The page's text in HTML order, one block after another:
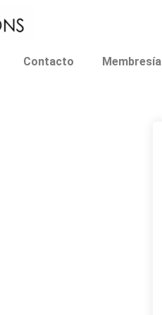
Contacto Membresía